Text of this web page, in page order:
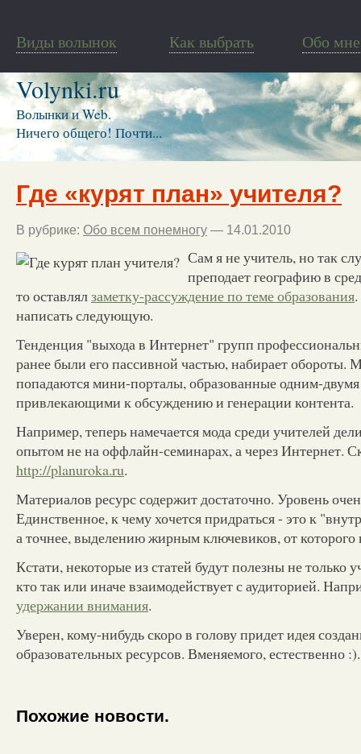
Виды волынок Как выбрать Обо мне
Volynki.ru
Волынки и Web.
Ничего общего! Почти...
Где «курят план» учителя?
В рубрике: Обо всем понемногу — 14.01.2010
Сам я не учитель, но так
преподает географию в
то оставлял заметку-рассуждение по теме образования
написать следующую.
Тенденция "выхода в Интернет" групп
ранее были его пассивной частью, набирает обороты.
попадаются мини-порталы, образованные одним-
привлекающими к обсуждению и генерации контента.
Например, теперь намечается мода среди учителей
опытом не на оффлайн-семинарах, а через Интернет.
http://planuroka.ru.
Материалов ресурс содержит достаточно. Уровень
Единственное, к чему хочется придраться - это к
а точнее, выделению жирным ключевиков, от которого
Кстати, некоторые из статей будут полезны не только
кто так или иначе взаимодействует с аудиторией.
удержании внимания.
Уверен, кому-нибудь скоро в голову придет идея
образовательных ресурсов. Вменяемого, естественно :).
Похожие новости.